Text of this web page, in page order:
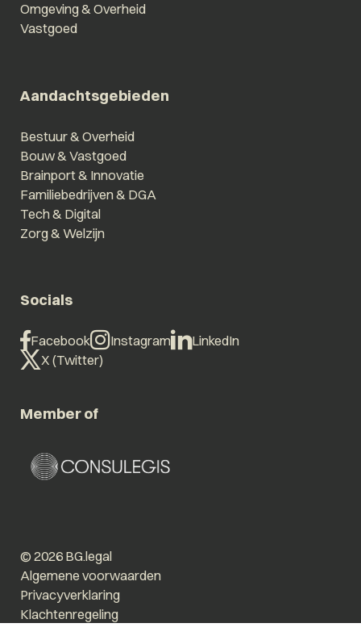
Omgeving & Overheid
Vastgoed
Aandachtsgebieden
Bestuur & Overheid
Bouw & Vastgoed
Brainport & Innovatie
Familiebedrijven & DGA
Tech & Digital
Zorg & Welzijn
Socials
Facebook Instagram
LinkedIn
X (Twitter)
Member of
© 2026 BG.legal
Algemene voorwaarden
Privacyverklaring
Klachtenregeling